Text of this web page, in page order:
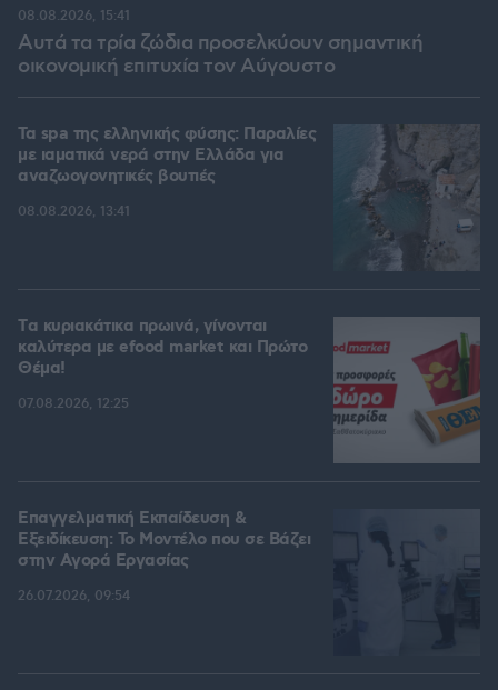
Αυτά τα τρία ζώδια προσελκύουν σημαντική
οικονομική επιτυχία τον Αύγουστο
08.08.2026, 15:41
Τα spa της ελληνικής φύσης: Παραλίες
με ιαματικά νερά στην Ελλάδα για
αναζωογονητικές βουτιές
08.08.2026, 13:41
Tα κυριακάτικα πρωινά, γίνονται
καλύτερα με efood market και Πρώτο
Θέμα!
07.08.2026, 12:25
Επαγγελματική Εκπαίδευση &
Εξειδίκευση: Το Mοντέλο που σε Bάζει
στην Aγορά Eργασίας
26.07.2026, 09:54